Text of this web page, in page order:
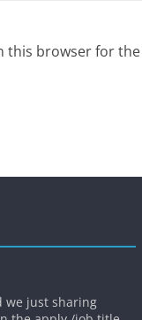
this browser for
we just sharing